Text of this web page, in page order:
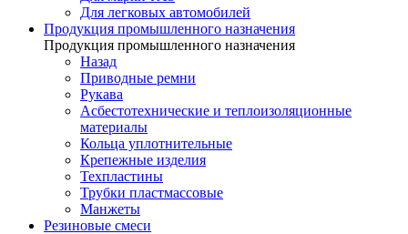
Для легковых автомобилей
Продукция промышленного назначения
Продукция промышленного назначения
Назад
Приводные ремни
Рукава
Асбестотехнические и теплоизоляционные
материалы
Кольца уплотнительные
Крепежные изделия
Техпластины
Трубки пластмассовые
Манжеты
Резиновые смеси